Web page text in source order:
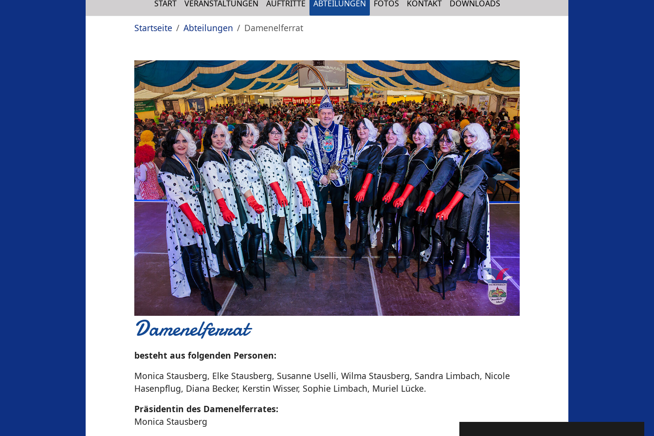
START VERANSTALTUNGEN AUFTRITTE ABTEILUNGEN FOTOS KONTAKT DOWNLOADS
Sie sind hier:
Startseite Abteilungen Damenelferrat
Show larger version
Damenelferrat
besteht aus folgenden Personen:
Monica Stausberg, Elke Stausberg, Susanne Uselli, Wilma Stausberg, Sandra Limbach, Nicole
Hasenpflug, Diana Becker, Kerstin Wisser, Sophie Limbach, Muriel Lücke.
Präsidentin des Damenelferrates:
Monica Stausberg